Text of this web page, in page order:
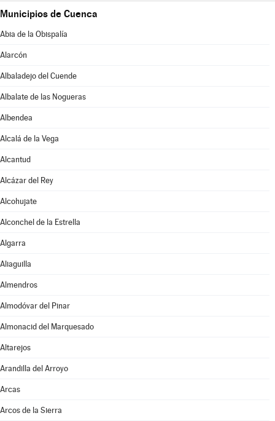
Municipios de Cuenca
Abia de la Obispalía
Alarcón
Albaladejo del Cuende
Albalate de las Nogueras
Albendea
Alcalá de la Vega
Alcantud
Alcázar del Rey
Alcohujate
Alconchel de la Estrella
Algarra
Aliaguilla
Almendros
Almodóvar del Pinar
Almonacid del Marquesado
Altarejos
Arandilla del Arroyo
Arcas
Arcos de la Sierra